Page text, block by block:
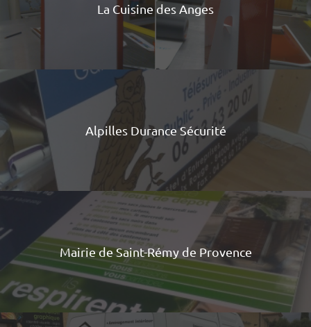
La Cuisine des Anges
Alpilles Durance Sécurité
Mairie de Saint-Rémy de Provence